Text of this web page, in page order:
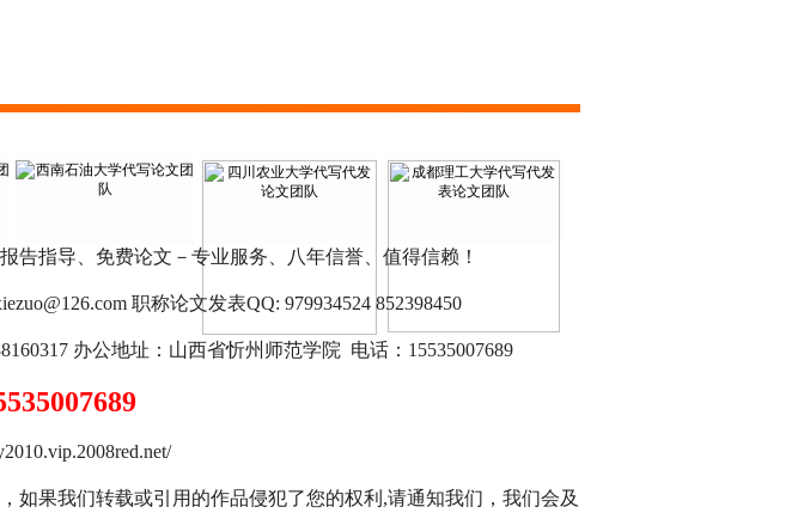
告指导、免费论文－专业服务、八年信誉、值得信赖！
职称论文发表QQ: 979934524 852398450
办公地址：山西省忻州师范学院 电话：15535007689
如果我们转载或引用的作品侵犯了您的权利,请通知我们，我们会及